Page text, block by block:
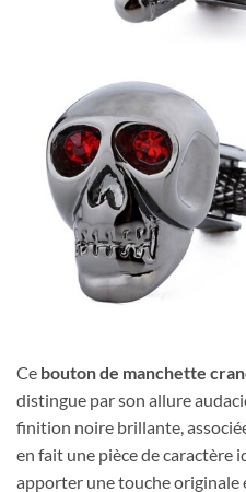
Ce bouton de manchette
distingue par son allure
finition noire brillante,
en fait une pièce de caractère
apporter une touche originale